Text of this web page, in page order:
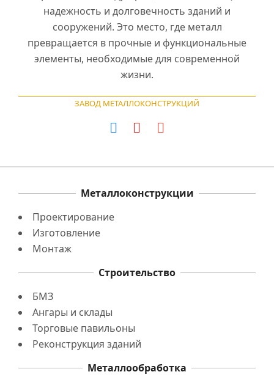
надежность и долговечность зданий и
сооружений. Это место, где металл
превращается в прочные и функциональные
элементы, необходимые для современной
жизни.
ЗАВОД МЕТАЛЛОКОНСТРУКЦИЙ
Металлоконструкции
Проектирование
Изготовление
Монтаж
Строительство
БМЗ
Ангары и склады
Торговые павильоны
Реконструкция зданий
Металлообработка